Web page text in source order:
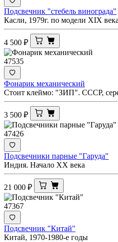
Подсвечник "стебель винограда"
Касли, 1979г. по модели XIX
4 500 ₽
47535
Фонарик механический
Стоит клеймо: "ЗИП". СССР,
3 500 ₽
47426
Подсвечники парные "Гаруда"
Индия. Начало ХХ века
21 000 ₽
47367
Подсвечник "Китай"
Китай, 1970-1980-е годы